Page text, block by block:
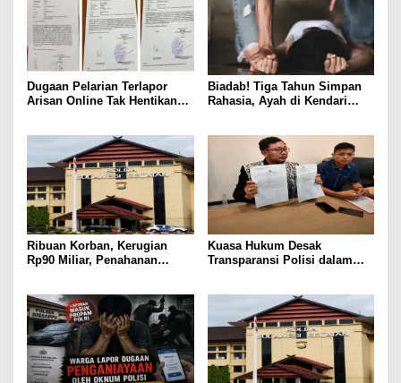
Dugaan Pelarian Terlapor
Arisan Online Tak Hentikan
Biadab! Tiga Tahun Simpan
Rahasia, Ayah di Kendari
Ribuan Korban, Kerugian
Rp90 Miliar, Penahanan
Kuasa Hukum Desak
Transparansi Polisi dalam